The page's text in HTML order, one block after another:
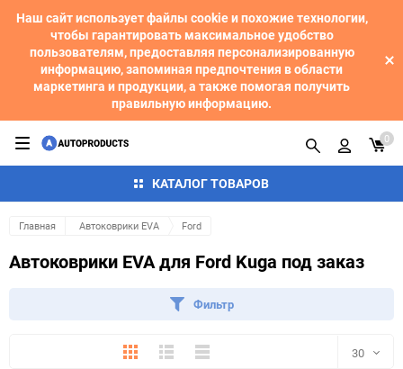
Наш сайт использует файлы cookie и похожие технологии,
чтобы гарантировать максимальное удобство
пользователям, предоставляя персонализированную
информацию, запоминая предпочтения в области
маркетинга и продукции, а также помогая получить
правильную информацию.
КАТАЛОГ ТОВАРОВ
0
Главная Автоковрики EVA Ford
Автоковрики EVA для Ford Kuga под заказ
Фильтр
ПлиткаПодробноКомпактно 30